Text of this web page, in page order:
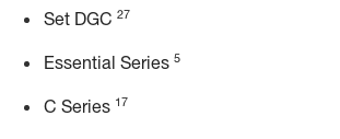
Set DGC 27
Essential Series 5
C Series 17